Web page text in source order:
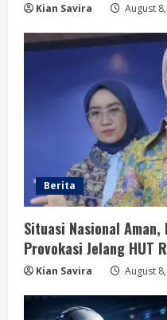
Kian Savira August
Berita
Situasi Nasional
Provokasi Jelang HUT
Kian Savira August